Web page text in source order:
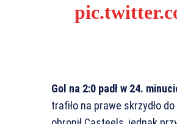
Gol na 2:0 padł w 24.
trafiło na prawe skrzydło